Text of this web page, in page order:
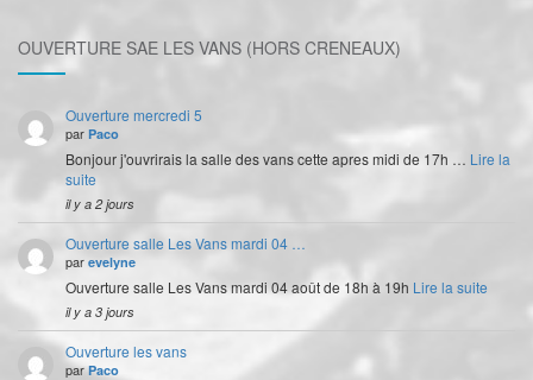
OUVERTURE SAE LES VANS (HORS CRENEAUX)
Ouverture mercredi 5
par Paco
Bonjour j'ouvrirais la salle des vans cette apres midi de 17h … Lire la
suite
il y a 2 jours
Ouverture salle Les Vans mardi 04 …
par evelyne
Ouverture salle Les Vans mardi 04 août de 18h à 19h Lire la suite
il y a 3 jours
Ouverture les vans
parPaco